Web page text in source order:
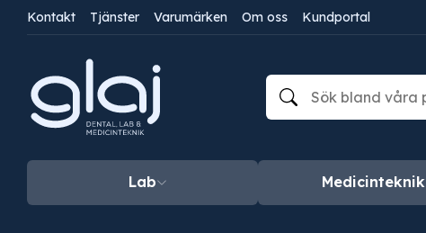
Kontakt Tjänster Varumärken Om oss Kundportal
Lab Medicinteknik